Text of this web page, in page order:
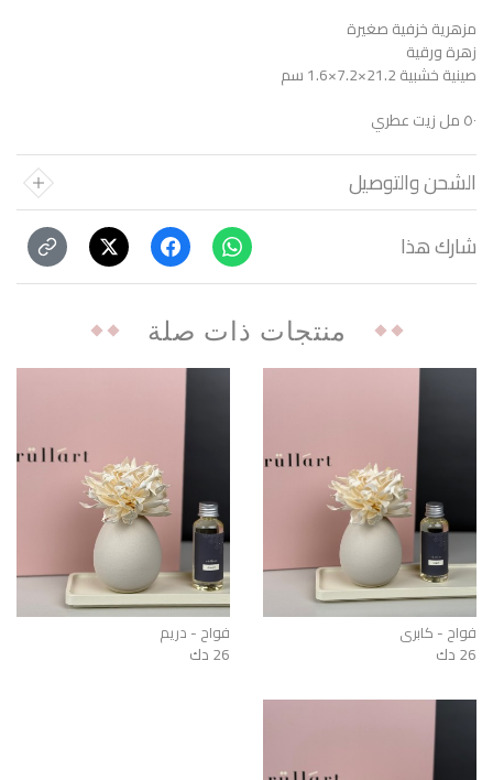
مزهرية خزفية صغيرة
زهرة ورقية
صينية خشبية 21.2×7.2×1.6 سم
٥٠ مل زيت عطري
الشحن والتوصيل
شارك هذا
منتجات ذات صلة
فواح - كابري
26 دك
فواح - دريم
26 دك